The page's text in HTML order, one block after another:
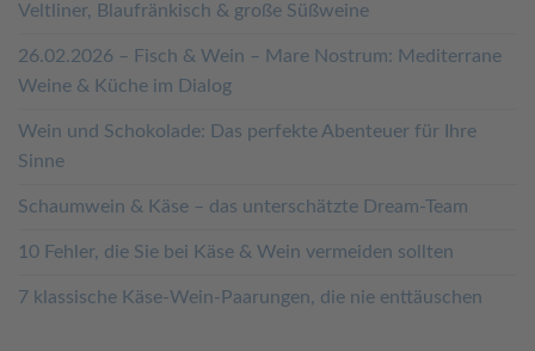
Veltliner, Blaufränkisch & große Süßweine
26.02.2026 – Fisch & Wein – Mare Nostrum: Mediterrane
Weine & Küche im Dialog
Wein und Schokolade: Das perfekte Abenteuer für Ihre
Sinne
Schaumwein & Käse – das unterschätzte Dream-Team
10 Fehler, die Sie bei Käse & Wein vermeiden sollten
7 klassische Käse-Wein-Paarungen, die nie enttäuschen